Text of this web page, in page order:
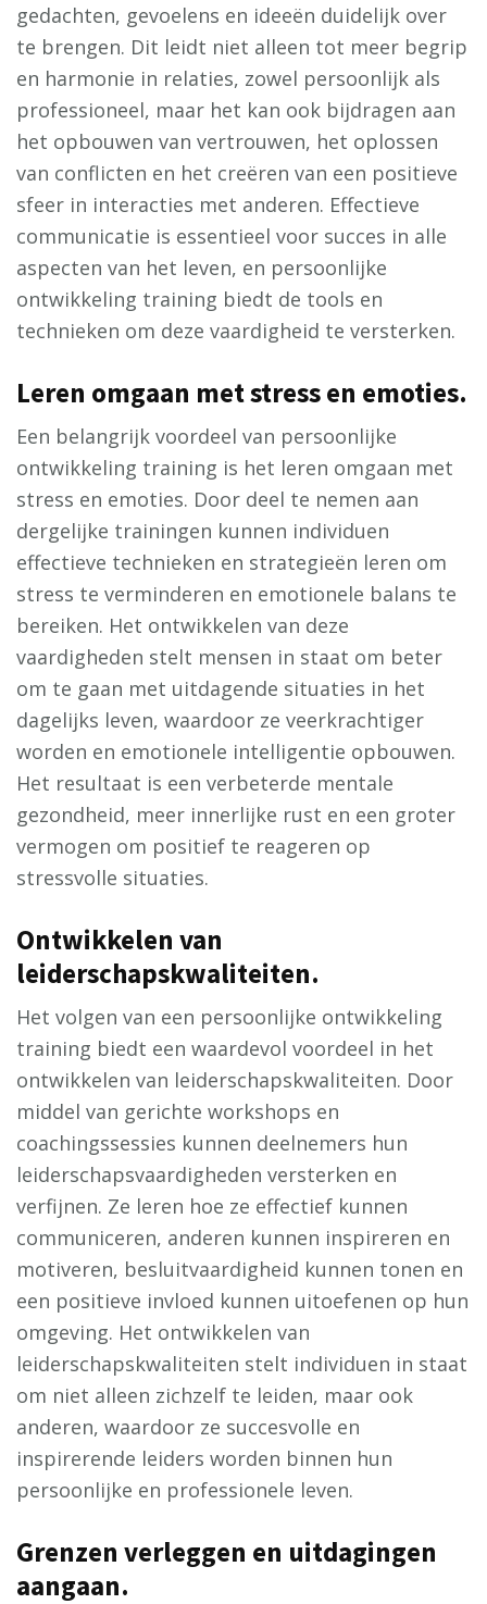
gedachten, gevoelens en ideeën duidelijk over
te brengen. Dit leidt niet alleen tot meer begrip
en harmonie in relaties, zowel persoonlijk als
professioneel, maar het kan ook bijdragen aan
het opbouwen van vertrouwen, het oplossen
van conflicten en het creëren van een positieve
sfeer in interacties met anderen. Effectieve
communicatie is essentieel voor succes in alle
aspecten van het leven, en persoonlijke
ontwikkeling training biedt de tools en
technieken om deze vaardigheid te versterken.
Leren omgaan met stress en emoties.
Een belangrijk voordeel van persoonlijke
ontwikkeling training is het leren omgaan met
stress en emoties. Door deel te nemen aan
dergelijke trainingen kunnen individuen
effectieve technieken en strategieën leren om
stress te verminderen en emotionele balans te
bereiken. Het ontwikkelen van deze
vaardigheden stelt mensen in staat om beter
om te gaan met uitdagende situaties in het
dagelijks leven, waardoor ze veerkrachtiger
worden en emotionele intelligentie opbouwen.
Het resultaat is een verbeterde mentale
gezondheid, meer innerlijke rust en een groter
vermogen om positief te reageren op
stressvolle situaties.
Ontwikkelen van
leiderschapskwaliteiten.
Het volgen van een persoonlijke ontwikkeling
training biedt een waardevol voordeel in het
ontwikkelen van leiderschapskwaliteiten. Door
middel van gerichte workshops en
coachingssessies kunnen deelnemers hun
leiderschapsvaardigheden versterken en
verfijnen. Ze leren hoe ze effectief kunnen
communiceren, anderen kunnen inspireren en
motiveren, besluitvaardigheid kunnen tonen en
een positieve invloed kunnen uitoefenen op hun
omgeving. Het ontwikkelen van
leiderschapskwaliteiten stelt individuen in staat
om niet alleen zichzelf te leiden, maar ook
anderen, waardoor ze succesvolle en
inspirerende leiders worden binnen hun
persoonlijke en professionele leven.
Grenzen verleggen en uitdagingen
aangaan.